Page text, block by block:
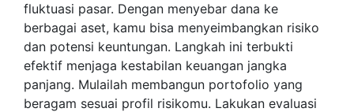
fluktuasi pasar. Dengan menyebar dana ke
berbagai aset, kamu bisa menyeimbangkan risiko
dan potensi keuntungan. Langkah ini terbukti
efektif menjaga kestabilan keuangan jangka
panjang. Mulailah membangun portofolio yang
beragam sesuai profil risikomu. Lakukan evaluasi